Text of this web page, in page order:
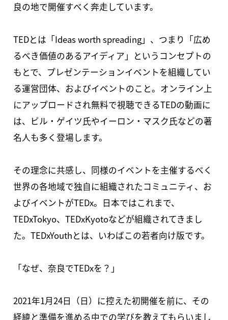
良の地で開催すべく奔走しています。
TEDとは「Ideas worth spreading」、つまり「広め
るべき価値のあるアイディア」というコンセプトの
もとで、プレゼンテーションイベントを組織してい
る運営団体、およびイベントのこと。オンライン上
にアップロードされ無料で視聴できるTEDの動画に
は、ビル・ゲイツ氏やイーロン・マスク氏などの著
名人も多く登場します。
その理念に共感し、同様のイベントを主催するべく
世界の各地域で独自に組織されたコミュニティ、お
よびイベントがTEDx。日本ではこれまで、
TEDxTokyo、TEDxKyotoなどが組織されてきまし
た。TEDxYouthとは、いわばこの若者向け版です。
「なぜ、奈良でTEDxを？」
2021年1月24日（日）に控えた初開催を前に、その
経緯と準備を進める中での学びを教えてもらいまし